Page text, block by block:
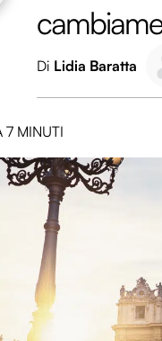
Di Lidia Baratta
7 MINUTI